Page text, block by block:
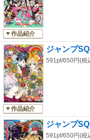
作品紹介
作品紹介
ジャンプ
591pt/650円(税
ジャンプ
591pt/650円(税